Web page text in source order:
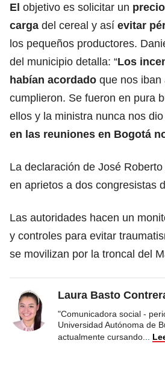
El objetivo es solicitar un
carga del cereal y así evitar
los pequeños productores.
del municipio detalla: “Los
habían acordado que nos iban
cumplieron. Se fueron en pura
ellos y la ministra nunca nos
en las reuniones en Bogotá
La declaración de José
en aprietos a dos congresistas
Las autoridades hacen un
y controles para evitar
se movilizan por la troncal del
Laura Basto
"Comunicadora social -
Universidad Autónoma de
actualmente cursando